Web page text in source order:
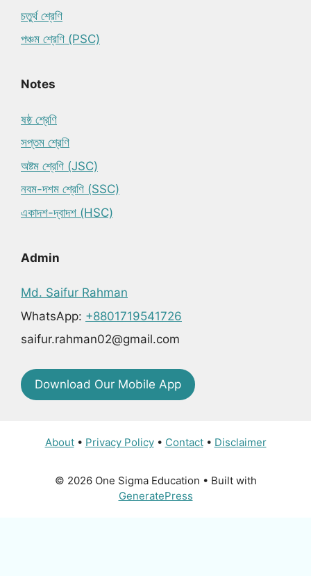
চতুর্থ শ্রেণি
পঞ্চম শ্রেণি (PSC)
Notes
ষষ্ঠ শ্রেণি
সপ্তম শ্রেণি
অষ্টম শ্রেণি (JSC)
নবম-দশম শ্রেণি (SSC)
একাদশ-দ্বাদশ (HSC)
Admin
Md. Saifur Rahman
WhatsApp: +8801719541726
saifur.rahman02@gmail.com
Download Our Mobile App
About• Privacy Policy• Contact• Disclaimer
© 2026 One Sigma Education • Built with
GeneratePress